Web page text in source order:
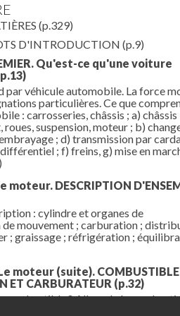
(p.329)
D'INTRODUCTION (p.9)
Qu'est-ce qu'une voiture
par véhicule automobile. La force
particulières. Ce que
: carrosseries, châssis ; a) châssis
suspension, moteur ; b)
; d) transmission par
; f) freins, g) mise en
moteur. DESCRIPTION
: cylindre et organes de
mouvement ; carburation ;
; graissage ; réfrigération ;
moteur (suite).
ET CARBURATEUR (p.32)
combustible ? Allure de la